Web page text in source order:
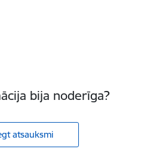
bija noderīga?
atsauksmi